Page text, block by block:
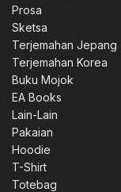
Prosa
Sketsa
Terjemahan Jepang
Terjemahan Korea
Buku Mojok
EA Books
Lain-Lain
Pakaian
Hoodie
T-Shirt
Totebag